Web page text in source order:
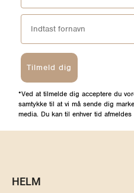
Tilmeld dig
*Ved at tilmelde dig acceptere du
samtykke til at vi må sende dig
media. Du kan til enhver tid afmeldes
HELM